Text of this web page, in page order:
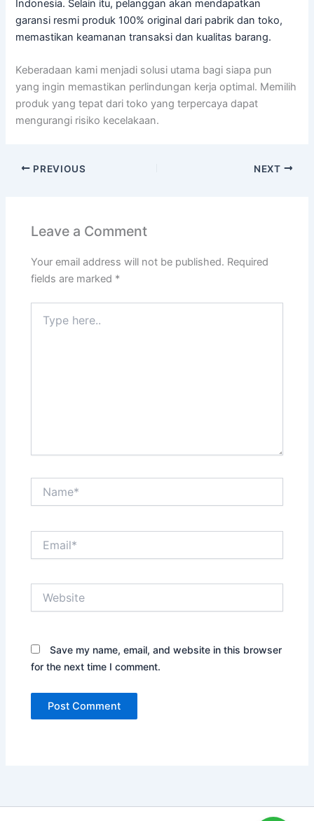
Indonesia. Selain itu, pelanggan akan mendapatkan
garansi resmi produk 100% original dari pabrik dan toko,
memastikan keamanan transaksi dan kualitas barang.
Keberadaan kami menjadi solusi utama bagi siapa pun
yang ingin memastikan perlindungan kerja optimal. Memilih
produk yang tepat dari toko yang terpercaya dapat
mengurangi risiko kecelakaan.
PREVIOUS NEXT
Leave a Comment
Your email address will not be published. Required
fields are marked *
here..
Save my name, email, and website in this browser
for the next time I comment.